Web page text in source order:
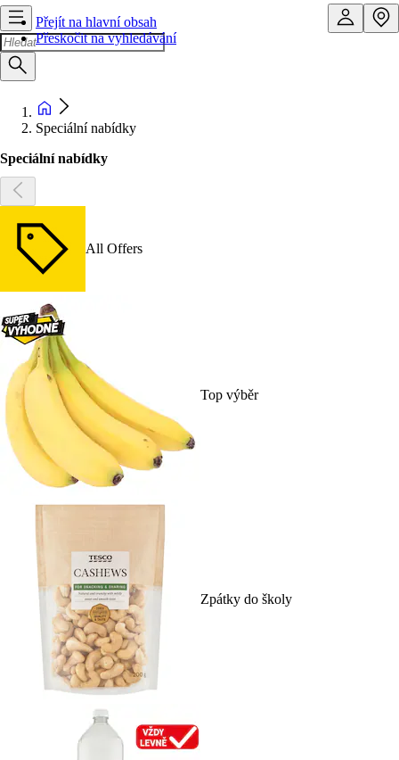
Přejít na hlavní obsah
Přeskočit na vyhledávání
Speciální nabídky
Speciální nabídky
All Offers
Top výběr
Zpátky do školy